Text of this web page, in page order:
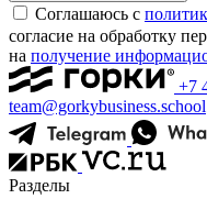
Соглашаюсь c
согласие на обработку
на получение
+7
team@gorkybusiness.school
Разделы